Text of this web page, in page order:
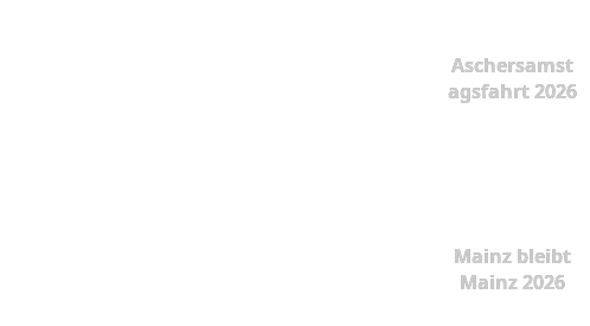
Aschersamst
agsfahrt 2026
Mainz bleibt
Mainz 2026